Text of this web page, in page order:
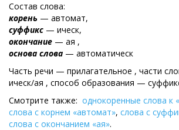
Состав слова:
корень — автомат,
суффикс — ическ,
окончание — ая ,
основа слова — автоматическ
Часть речи — прилагательное , части
ическ/ая , cпособ образования —
Смотрите также: однокоренные слова к
слова с корнем «автомат», слова с
слова с окончанием «ая».